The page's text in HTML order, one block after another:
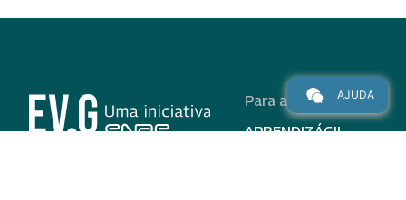
Para alunos
APRENDIZÁGIL
AJUDA